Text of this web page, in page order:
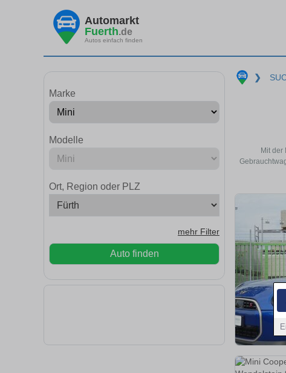
Automarkt
Fuerth.de
Autos einfach finden
Marke
Modelle
Ort, Region oder PLZ
mehr Filter
Auto finden
❯
Mit der